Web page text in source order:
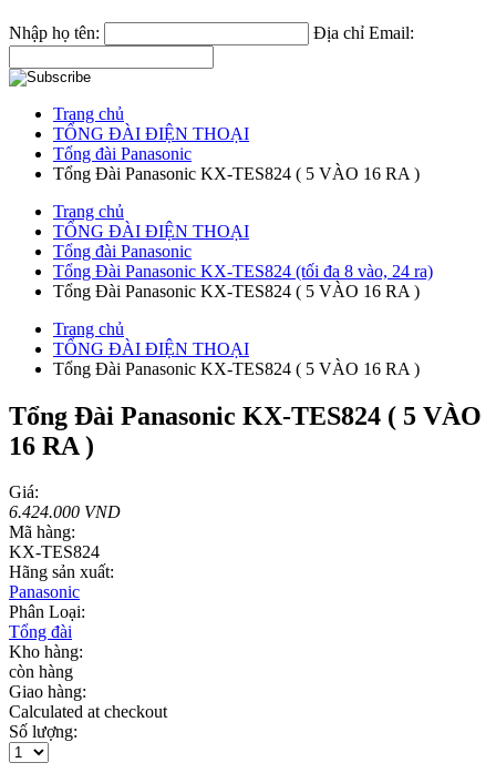
Nhập họ tên: Địa chỉ Email:
Trang chủ
TỔNG ĐÀI ĐIỆN THOẠI
Tổng đài Panasonic
Tổng Đài Panasonic KX-TES824 ( 5 VÀO 16 RA )
Trang chủ
TỔNG ĐÀI ĐIỆN THOẠI
Tổng đài Panasonic
Tổng Đài Panasonic KX-TES824 (tối đa 8 vào, 24 ra)
Tổng Đài Panasonic KX-TES824 ( 5 VÀO 16 RA )
Trang chủ
TỔNG ĐÀI ĐIỆN THOẠI
Tổng Đài Panasonic KX-TES824 ( 5 VÀO 16 RA )
Tổng Đài Panasonic KX-TES824 ( 5 VÀO
16 RA )
Giá:
6.424.000 VND
Mã hàng:
KX-TES824
Hãng sản xuất:
Panasonic
Phân Loại:
Tổng đài
Kho hàng:
còn hàng
Giao hàng:
Calculated at checkout
Số lượng: